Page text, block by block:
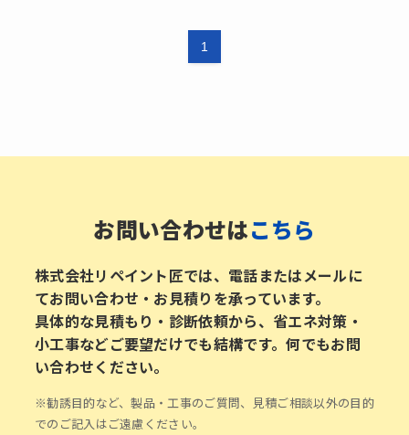
1
お問い合わせはこちら
株式会社リペイント匠では、電話またはメールに
てお問い合わせ・お見積りを承っています。
具体的な見積もり・診断依頼から、省エネ対策・
小工事などご要望だけでも結構です。何でもお問
い合わせください。
※勧誘目的など、製品・工事のご質問、見積ご相談以外の目的
でのご記入はご遠慮ください。